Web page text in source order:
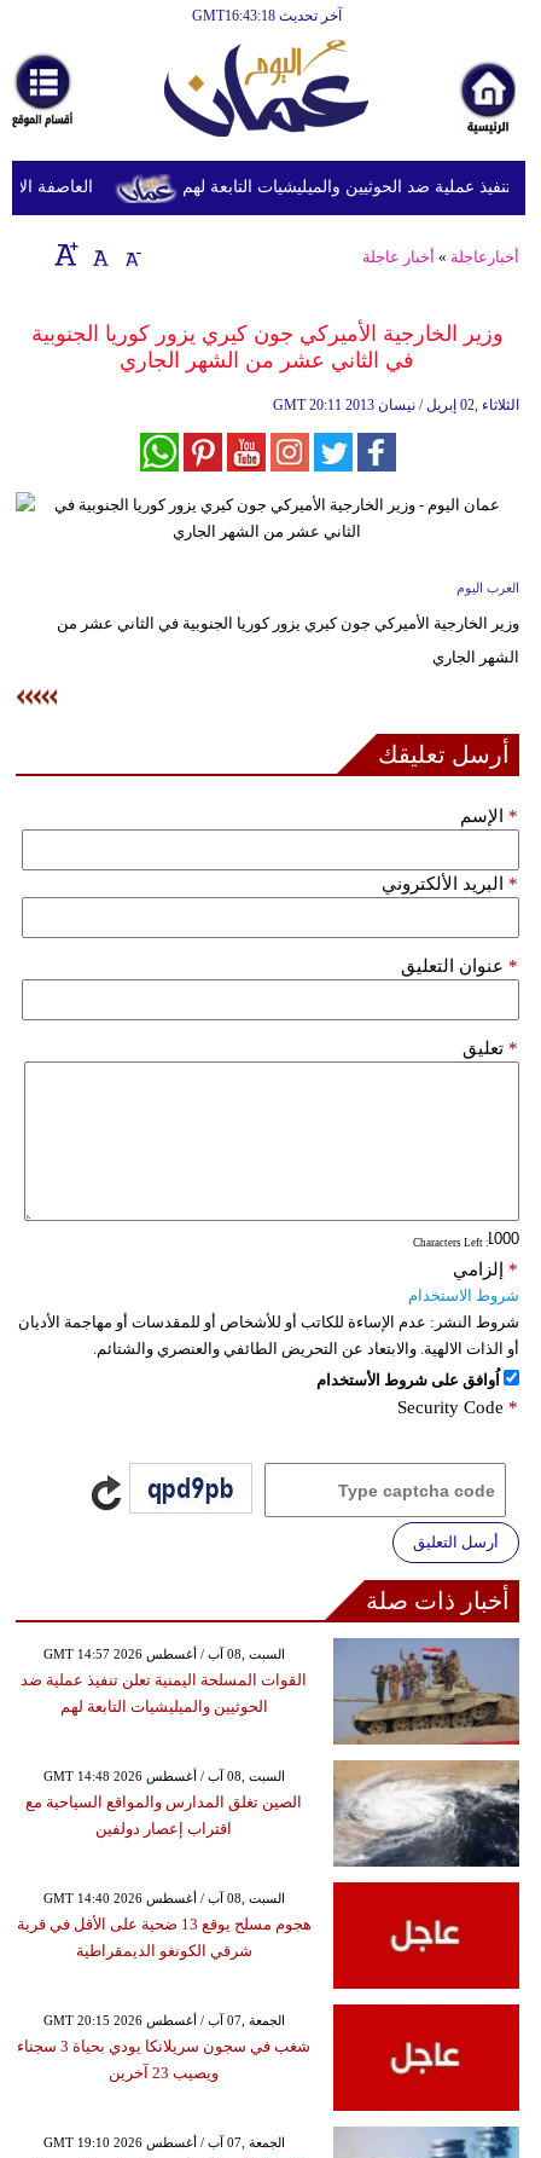
آخر تحديث GMT16:43:18
أخبارعاجلة
رياضة
ثقافة
إقتصاد
وموسيقى
سياحة
علوم
مدوَّنات
أبراج
العاصفة عملية ضد الحوثيين والميليشيات التابعة لهم
أخبارعاجلة » أخبار عاجلة
وزير الخارجية الأميركي جون كيري يزور كوريا الجنوبية
في الثاني عشر من الشهر الجاري
GMT 20:11 2013 الثلاثاء ,02 إبريل / نيسان
العرب اليوم
وزير الخارجية الأميركي جون كيري يزور كوريا الجنوبية في الثاني عشر من
الشهر الجاري
أرسل تعليقك
الإسم *
البريد الألكتروني *
عنوان التعليق *
تعليق *
: Characters Left
إلزامي *
شروط الاستخدام
شروط النشر: عدم الإساءة للكاتب أو للأشخاص أو للمقدسات أو مهاجمة الأديان
أو الذات الالهية. والابتعاد عن التحريض الطائفي والعنصري والشتائم.
اُوافق على شروط الأستخدام
Security Code *
أرسل التعليق
أخبار ذات صلة
GMT 14:57 2026 السبت ,08 آب / أغسطس
القوات المسلحة اليمنية تعلن تنفيذ عملية ضد
الحوثيين والميليشيات التابعة لهم
GMT 14:48 2026 السبت ,08 آب / أغسطس
الصين تغلق المدارس والمواقع السياحية مع
اقتراب إعصار دولفين
GMT 14:40 2026 السبت ,08 آب / أغسطس
هجوم مسلح يوقع 13 ضحية على الأقل في قرية
شرقي الكونغو الديمقراطية
GMT 20:15 2026 الجمعة ,07 آب / أغسطس
شغب في سجون سريلانكا يودي بحياة 3 سجناء
ويصيب 23 آخرين
GMT 19:10 2026 الجمعة ,07 آب / أغسطس